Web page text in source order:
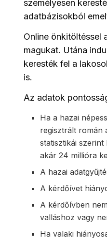
személyesen
adatbázisokból
Online önkitöltéssel
magukat. Utána
keresték fel a
is.
Az adatok
Ha a hazai
regisztrált román
statisztikái
akár 24 millióra
A hazai
A kérdőívet
A kérdőívben
valláshoz vagy
Ha valaki